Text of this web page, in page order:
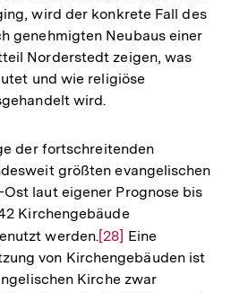
wird der konkrete Fall des
genehmigten Neubaus einer
Norderstedt zeigen, was
und wie religiöse
wird.
der fortschreitenden
größten evangelischen
laut eigener Prognose bis
Kirchengebäude
werden.Zur
Auflösung
der
[28] Eine
von Kirchengebäuden ist
Kirche zwar